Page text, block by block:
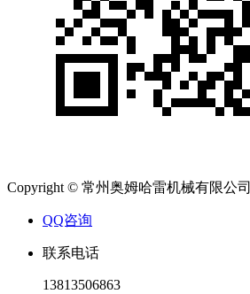
Copyright © 常州奥姆哈雷机械有限公
QQ咨询
联系电话
13813506863